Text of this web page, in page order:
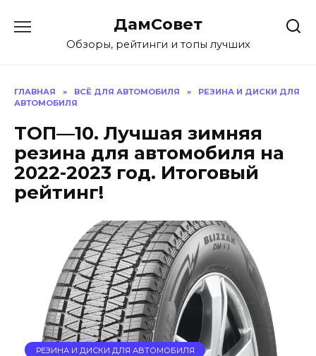
содержанию
ДамСовет
Обзоры, рейтинги и топы лучших
ГЛАВНАЯ » ВСЁ ДЛЯ АВТОМОБИЛЯ »
РЕЗИНА И ДИСКИ ДЛЯ
АВТОМОБИЛЯ
ТОП—10. Лучшая зимняя
резина для автомобиля на
2022-2023 год. Итоговый
рейтинг!
РЕЗИНА И ДИСКИ ДЛЯ АВТОМОБИЛЯ